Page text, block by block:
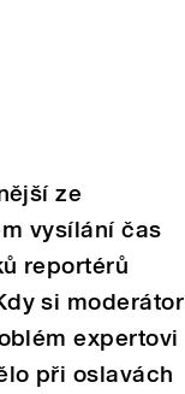
ze
vysílání čas
reportérů
si moderátor
expertovi
při oslavách